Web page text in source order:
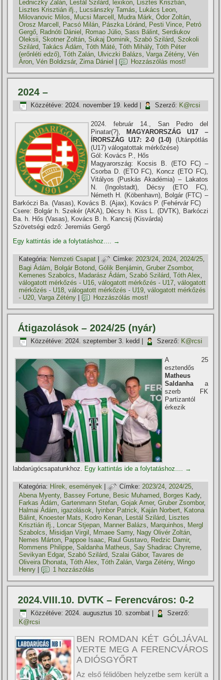
Ledniczky Zalán Lestál Szilárd lexikon Lisztes Krisztián
Lisztes Krisztián ifj.
Lucsánszky Tamás Lukács Leon
Milovanovic Milos
Mucsi Marcell Mudra Márk ,Ódor Zoltán
Orosz Marcell
Pacsó Milán Pászka Lóránd Pesti Vince Petró
Gergő Radnóti Dániel Romao Júlio ,Sass Bálint ,Serdiukov
Oleksii ,Skotner Zoltán ,Sukaj Dominik ,Szabó Szilárd ,Szokoli
Szilárd ,Takács Ádám ,Tóth Máté ,Tóth Mihály,Tóth Péter
(erőnléti edző) ,Tóth Zalán Ulviczki Balázs ,Varga Zétény,Vén
Áron,Vén Boldizsár,Zima Dániel Hozzászólás most!
2024 –
Közzétéve: 2024. november 19. kedd Szerző: K@rcsi
2024. február 14., San Pedro del
Pinatar(?),MAGYARORSZÁG U17 –
ÍRORSZÁG U17: 2-0 (1-0) (Utánpótlás
(U17) válogatottak mérkőzése)
Gól: Kovács P., Hős
Magyarország: Kocsis B. (ETO FC) –
Csorba D. (ETO FC), Koncz (ETO FC),
Vitályos (Puskás Akadémia) – Lakatos
N. (Ingolstadt), Décsy (ETO FC),
Németh H. (Köbenhavn), Bolgár (FTC) –
Barkóczi Ba. (Vasas), Kovács B. (Ajax), Kovács P. (Fehérvár FC)
Csere: Bolgár h. Szekér (AKA), Décsy h. Kiss L. (DVTK), Barkóczi
Ba. h. Hős (Vasas), Kovács B. h. Kancsij (Kisvárda)
Szövetségi edző: Jeremiás Gergő
Egy kattintás ide a folytatáshoz....
→
Kategória: Nemzeti Csapat | Címke: 2023/24,2024,2024/25,
Bagi Ádám
Bolgár Botond ,Gólik Benjámin ,Gruber Zsombor,
Kemenes Szabolcs
Madarász Ádám ,Szabó Szilárd ,Tóth Alex
válogatott mérkőzés - U16 ,válogatott mérkőzés - U17 ,válogatott
mérkőzés - U18 ,válogatott mérkőzés - U19 ,válogatott mérkőzés
- U20,Varga Zétény Hozzászólás most!
Átigazolások – 2024/25 (nyár)
Közzétéve: 2024. szeptember 3. kedd Szerző: K@rcsi
A 25
esztendős
Matheus
Saldanha a
szerb FK
Partizantól
érkezik
labdarúgócsapatunkhoz. Egy kattintás ide a folytatáshoz.... →
Kategória: Hí­rek, események | Címke: 2023/24,2024/25,
Abena Myenty, Bassey Fortune Besic Muhamed Borges Kady,
Farkas Ádám ,Gartenmann Stefan ,Gojak Amer,Gruber Zsombor,
Halmai Ádám ,igazolások Iyinbor Patrick Kaján Norbert Katona
Bálint Knoester Mats Kodro Kenan Lestál Szilárd Lisztes
Krisztián ifj.
Loncar Stjepan Manner Balázs Marquinhos
Mergl
Szabolcs
Misidjan Virgil Mmaee Samy, Nagy Olivér Zoltán
Nemes Márton Pappoe Isaac Raul Gustavo Redzic Damir,
Rommens Philippe ,Saldanha Matheus ,Say Shadirac Chyreme
Sevikyan Edgar,Szabó Szilárd ,Szalai Gábor,Tavares de
Oliveira Dhonata ,Tóth Alex ,Tóth Zalán ,Varga Zétény,Wingo
Henry
1 hozzászólás
2024.VIII.10. DVTK – Ferencváros: 0-2
Közzétéve: 2024. augusztus 10. szombat
Szerző:
K@rcsi
BEN ROMDAN KÉT GÓLJÁVAL
VERTE MEG A FERENCVÁROS
A DIÓSGYŐRT
Az első félidőben helyzetbe sem került a